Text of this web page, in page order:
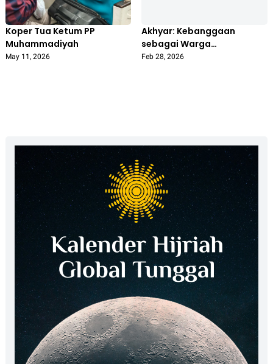
Koper Tua Ketum PP
Muhammadiyah
May 11, 2026
Akhyar: Kebanggaan
sebagai Warga
Muhammadiyah Harus
Feb 28, 2026